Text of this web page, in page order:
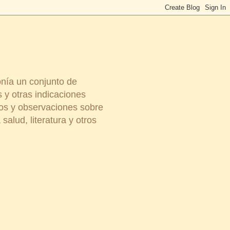
un conjunto de
y otras indicaciones
y observaciones sobre
literatura y otros